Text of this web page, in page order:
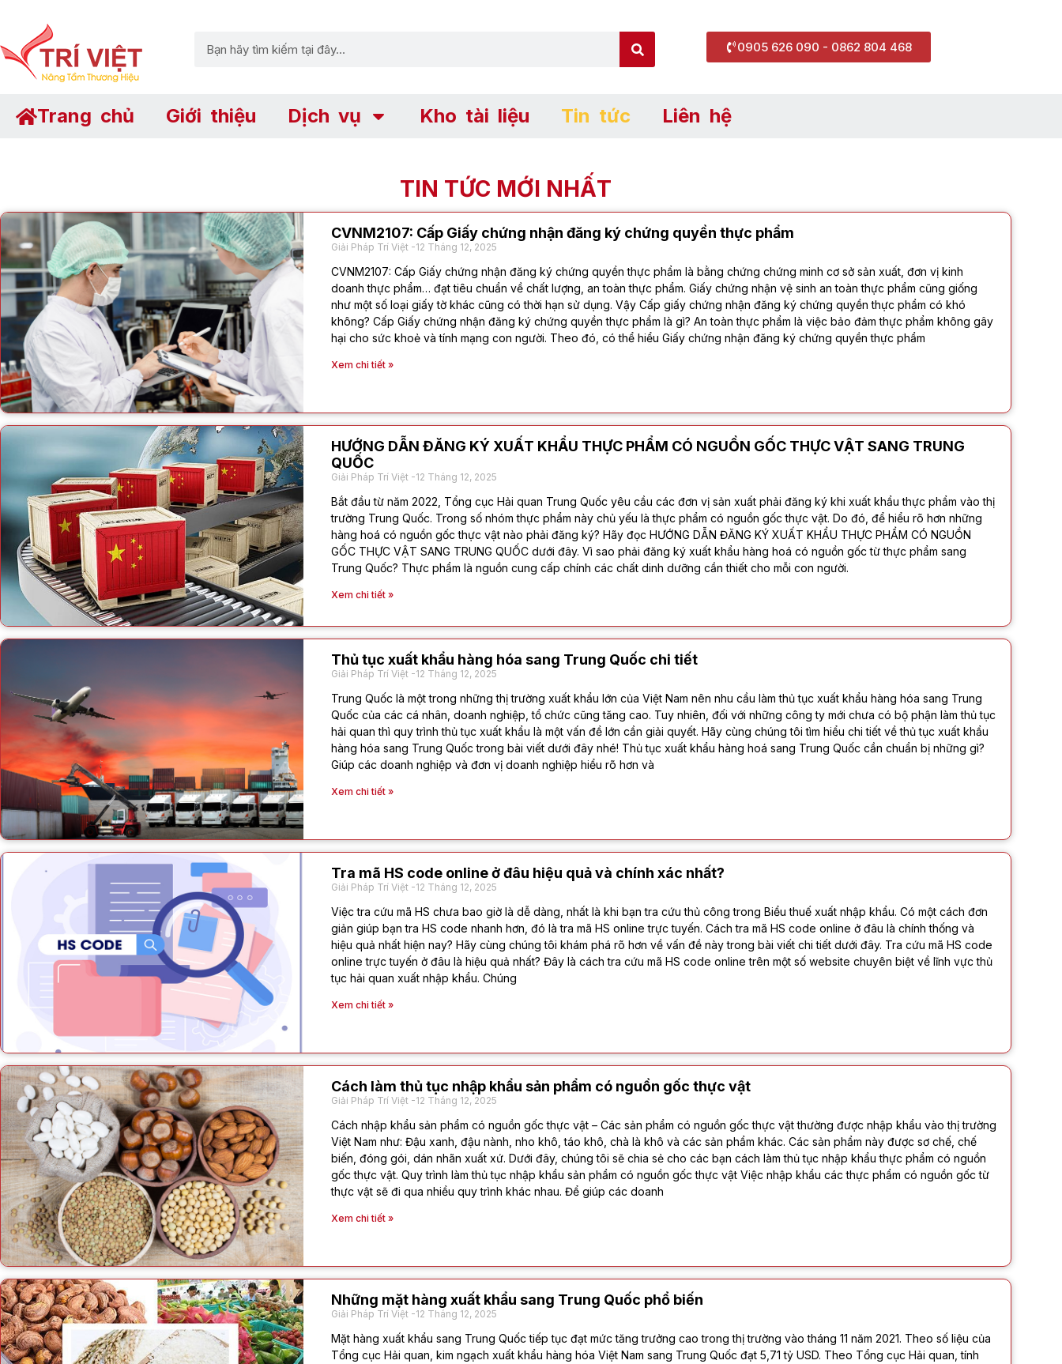
0905 626 090 - 0862 804 468
Trang chủ Giới thiệu Dịch vụ Kho tài liệu Tin tức Liên hệ
TIN TỨC MỚI NHẤT
CVNM2107: Cấp Giấy chứng nhận đăng ký chứng quyền thực phẩm
Giải Pháp Trí Việt 12 Tháng 12, 2025
CVNM2107: Cấp Giấy chứng nhận đăng ký chứng quyền thực phẩm là bằng chứng chứng minh cơ sở sản xuất, đơn vị kinh
doanh thực phẩm… đạt tiêu chuẩn về chất lượng, an toàn thực phẩm. Giấy chứng nhận vệ sinh an toàn thực phẩm cũng giống
như một số loại giấy tờ khác cũng có thời hạn sử dụng. Vậy Cấp giấy chứng nhận đăng ký chứng quyền thực phẩm có khó
không? Cấp Giấy chứng nhận đăng ký chứng quyền thực phẩm là gì? An toàn thực phẩm là việc bảo đảm thực phẩm không gây
hại cho sức khoẻ và tính mạng con người. Theo đó, có thể hiểu Giấy chứng nhận đăng ký chứng quyền thực phẩm
Xem chi tiết »
HƯỚNG DẪN ĐĂNG KÝ XUẤT KHẨU THỰC PHẨM CÓ NGUỒN GỐC THỰC VẬT SANG TRUNG
QUỐC
Giải Pháp Trí Việt 12 Tháng 12, 2025
Bắt đầu từ năm 2022, Tổng cục Hải quan Trung Quốc yêu cầu các đơn vị sản xuất phải đăng ký khi xuất khẩu thực phẩm vào thị
trường Trung Quốc. Trong số nhóm thực phẩm này chủ yếu là thực phẩm có nguồn gốc thực vật. Do đó, để hiểu rõ hơn những
hàng hoá có nguồn gốc thực vật nào phải đăng ký? Hãy đọc HƯỚNG DẪN ĐĂNG KÝ XUẤT KHẨU THỰC PHẨM CÓ NGUỒN
GỐC THỰC VẬT SANG TRUNG QUỐC dưới đây. Vì sao phải đăng ký xuất khẩu hàng hoá có nguồn gốc từ thực phẩm sang
Trung Quốc? Thực phẩm là nguồn cung cấp chính các chất dinh dưỡng cần thiết cho mỗi con người.
Xem chi tiết »
Thủ tục xuất khẩu hàng hóa sang Trung Quốc chi tiết
Giải Pháp Trí Việt 12 Tháng 12, 2025
Trung Quốc là một trong những thị trường xuất khẩu lớn của Việt Nam nên nhu cầu làm thủ tục xuất khẩu hàng hóa sang Trung
Quốc của các cá nhân, doanh nghiệp, tổ chức cũng tăng cao. Tuy nhiên, đối với những công ty mới chưa có bộ phận làm thủ tục
hải quan thì quy trình thủ tục xuất khẩu là một vấn đề lớn cần giải quyết. Hãy cùng chúng tôi tìm hiểu chi tiết về thủ tục xuất khẩu
hàng hóa sang Trung Quốc trong bài viết dưới đây nhé! Thủ tục xuất khẩu hàng hoá sang Trung Quốc cần chuẩn bị những gì?
Giúp các doanh nghiệp và đơn vị doanh nghiệp hiểu rõ hơn và
Xem chi tiết »
Tra mã HS code online ở đâu hiệu quả và chính xác nhất?
Giải Pháp Trí Việt 12 Tháng 12, 2025
Việc tra cứu mã HS chưa bao giờ là dễ dàng, nhất là khi bạn tra cứu thủ công trong Biểu thuế xuất nhập khẩu. Có một cách đơn
giản giúp bạn tra HS code nhanh hơn, đó là tra mã HS online trực tuyến. Cách tra mã HS code online ở đâu là chính thống và
hiệu quả nhất hiện nay? Hãy cùng chúng tôi khám phá rõ hơn về vấn đề này trong bài viết chi tiết dưới đây. Tra cứu mã HS code
online trực tuyến ở đâu là hiệu quả nhất? Đây là cách tra cứu mã HS code online trên một số website chuyên biệt về lĩnh vực thủ
tục hải quan xuất nhập khẩu. Chúng
Xem chi tiết »
Cách làm thủ tục nhập khẩu sản phẩm có nguồn gốc thực vật
Giải Pháp Trí Việt 12 Tháng 12, 2025
Cách nhập khẩu sản phẩm có nguồn gốc thực vật – Các sản phẩm có nguồn gốc thực vật thường được nhập khẩu vào thị trường
Việt Nam như: Đậu xanh, đậu nành, nho khô, táo khô, chà là khô và các sản phẩm khác. Các sản phẩm này được sơ chế, chế
biến, đóng gói, dán nhãn xuất xứ. Dưới đây, chúng tôi sẽ chia sẻ cho các bạn cách làm thủ tục nhập khẩu thực phẩm có nguồn
gốc thực vật. Quy trình làm thủ tục nhập khẩu sản phẩm có nguồn gốc thực vật Việc nhập khẩu các thực phẩm có nguồn gốc từ
thực vật sẽ đi qua nhiều quy trình khác nhau. Để giúp các doanh
Xem chi tiết »
Những mặt hàng xuất khẩu sang Trung Quốc phổ biến
Giải Pháp Trí Việt 12 Tháng 12, 2025
Mặt hàng xuất khẩu sang Trung Quốc tiếp tục đạt mức tăng trưởng cao trong thị trường vào tháng 11 năm 2021. Theo số liệu của
Tổng cục Hải quan, kim ngạch xuất khẩu hàng hóa Việt Nam sang Trung Quốc đạt 5,71 tỷ USD. Theo Tổng cục Hải quan, tính